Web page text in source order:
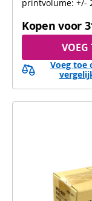
printvolume: +/-
Kopen voor
VOEG
Voeg toe